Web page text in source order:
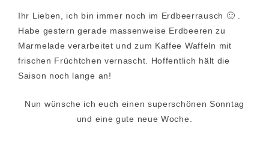
Ihr Lieben, ich bin immer noch im Erdbeerrausch 🙂 .
Habe gestern gerade massenweise Erdbeeren zu
Marmelade verarbeitet und zum Kaffee Waffeln mit
frischen Früchtchen vernascht. Hoffentlich hält die
Saison noch lange an!
Nun wünsche ich euch einen superschönen Sonntag
und eine gute neue Woche.